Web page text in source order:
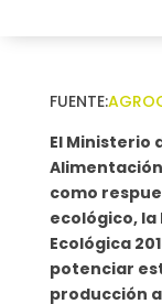
FUENTE:
El Ministerio
como
ecológico,
Ecológica
potenciar
producción